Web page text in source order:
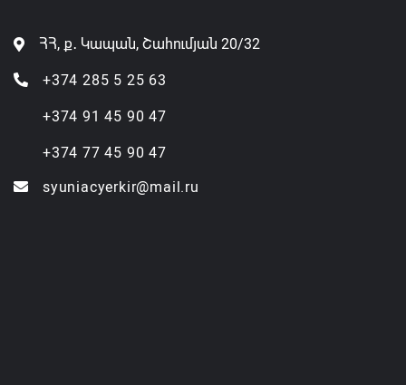
ՀՀ, ք․ Կապան, Շահումյան 20/32
+374 285 5 25 63
+374 91 45 90 47
+374 77 45 90 47
syuniacyerkir@mail.ru